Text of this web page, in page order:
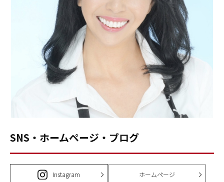
SNS・ホームページ・ブログ
Instagram ホームページ